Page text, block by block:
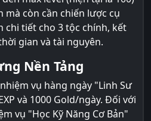
mà còn cần chiến lược cụ
chi tiết cho 3 tộc chính, kết
gian và tài nguyên.
Nền Tảng
vụ hàng ngày "Linh Sư
và 1000 Gold/ngày. Đối với
vụ "Học Kỹ Năng Cơ Bản"